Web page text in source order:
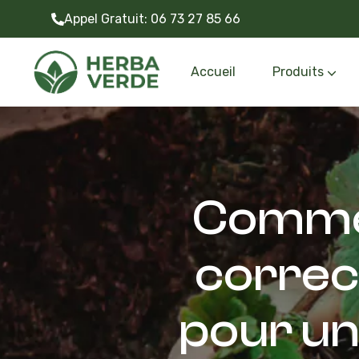
Appel Gratuit: 06 73 27 85 66
Accueil Produits
pour